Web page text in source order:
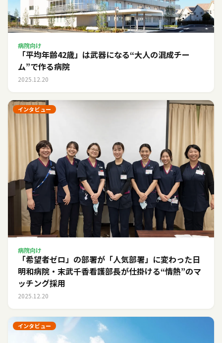
病院向け
「平均年齢42歳」は武器になる――“大人の混成チー
ム”で作る病院
2025.12.20
インタビュー
病院向け
「希望者ゼロ」の部署が「人気部署」に変わった日――
明和病院・末武千香看護部長が仕掛ける“情熱”のマ
ッチング採用
2025.12.20
インタビュー